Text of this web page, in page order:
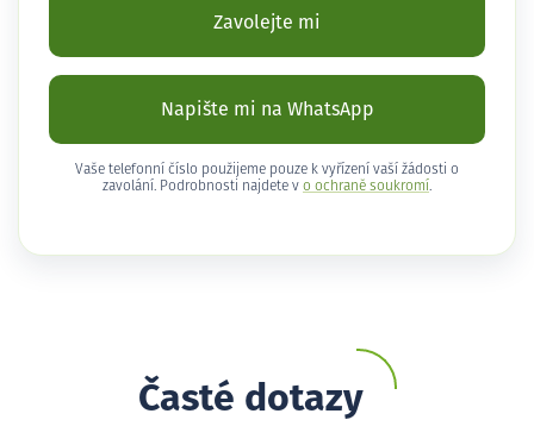
Zavolejte mi
Napište mi na WhatsApp
Vaše telefonní číslo použijeme pouze k vyřízení vaší žádosti o
zavolání. Podrobnosti najdete v o ochraně soukromí .
Časté dotazy